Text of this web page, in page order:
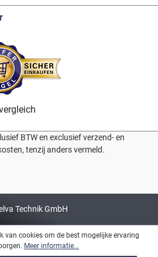
BTW en exclusief verzend- en
tenzij anders vermeld.
Technik GmbH
van cookies om de best mogelijke ervaring
Meer informatie...